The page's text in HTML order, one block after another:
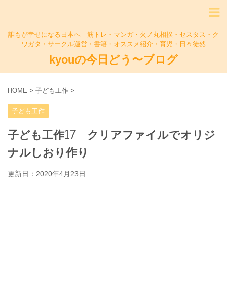
誰もが幸せになる日本へ 筋トレ・マンガ・火ノ丸相撲・セスタス・ク
ワガタ・サークル運営・書籍・オススメ紹介・育児・日々徒然
kyouの今日どう〜ブログ
HOME > 子ども工作 >
子ども工作
子ども工作17 クリアファイルでオリジ
ナルしおり作り
更新日： 2020年4月23日